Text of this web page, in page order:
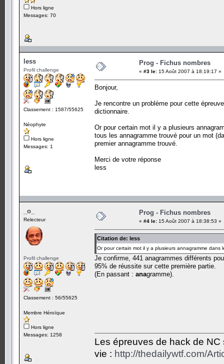
Hors ligne
Messages: 70
less
Profil challenge
Classement : 1587/55625
Néophyte
Hors ligne
Messages: 1
Prog - Fichus nombres
« #3 le: 15 Août 2007 à 18:19:17 »
Bonjour,
Je rencontre un problème pour cette
dictionnaire.
Or pour certain mot il y a plusieurs
tous les annagramme trouvé pour un mot
premier annagramme trouvé.
Merci de votre réponse
less
_o_
Relecteur
Profil challenge
Classement : 56/55625
Membre Héroïque
Hors ligne
Messages: 1258
Prog - Fichus nombres
« #4 le: 15 Août 2007 à 18:38:53 »
Citation de: less
Or pour certain mot il y a plusieurs annagramme dans
Je confirme, 441 anagrammes différents
95% de réussite sur cette première partie.
(En passant : anagramme).
Les épreuves de hack de
vie : http://thedailywtf.com/